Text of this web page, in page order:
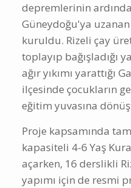
depremlerinin
Güneydoğu'ya
kuruldu. Rizeli çay
toplayıp bağışladığı
ağır yıkımı yarattığı
ilçesinde çocukların
eğitim yuvasına
Proje kapsamında
kapasiteli 4-6 Yaş
açarken, 16 derslikli
yapımı için de resmi